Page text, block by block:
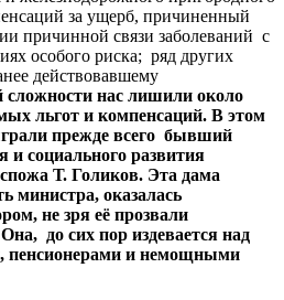
за ущерб, причиненный
причинной связи заболеваний с
особого риска; ряд других
действовавшему
сложности нас лишили около
льгот и компенсаций. В этом
прежде всего бывший
и социального развития
Т. Голиков. Эта дама
министра, оказалась
не зря её прозвали
до сих пор издевается над
пенсионерами и немощными